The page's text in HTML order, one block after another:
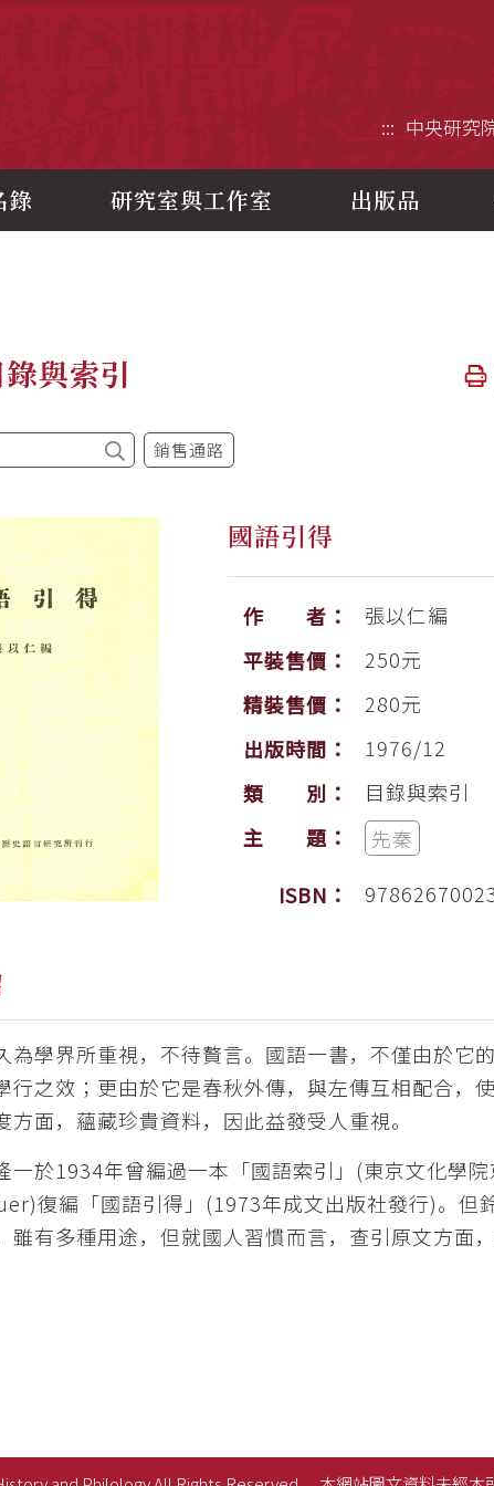
::: 中央研究
錄 研究室與工作室 出版品
與索引
銷售通路
國語引得
作 者：
張以仁編
平裝售價：
250元
精裝售價：
280元
出版時間：
1976/12
類 別：
目錄與索引
主 題：
先秦
ISBN：
為學界所重視，不待贅言。國語一書，不僅由於它
行之效；更由於它是春秋外傳，與左傳互相配合，
方面，蘊藏珍貴資料，因此益發受人重視。
一於1934年曾編過一本「國語索引」(東京文化學
復編「國語引得」(1973年成文出版社發行)。但
雖有多種用途，但就國人習慣而言，查引原文方面